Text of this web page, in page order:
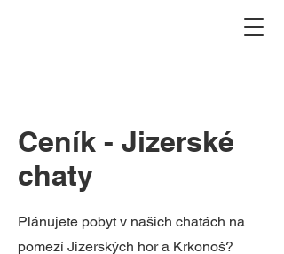
Ceník - Jizerské
chaty
Plánujete pobyt v našich chatách na
pomezí Jizerských hor a Krkonoš?